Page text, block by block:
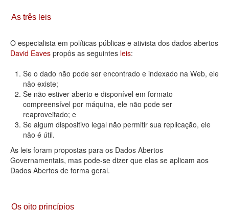
Contato
As três leis
O especialista em políticas públicas e ativista dos dados abertos
David Eaves propôs as seguintes leis:
Se o dado não pode ser encontrado e indexado na Web, ele
não existe;
Se não estiver aberto e disponível em formato
compreensível por máquina, ele não pode ser
reaproveitado; e
Se algum dispositivo legal não permitir sua replicação, ele
não é útil.
As leis foram propostas para os Dados Abertos
Governamentais, mas pode-se dizer que elas se aplicam aos
Dados Abertos de forma geral.
Os oito princípios